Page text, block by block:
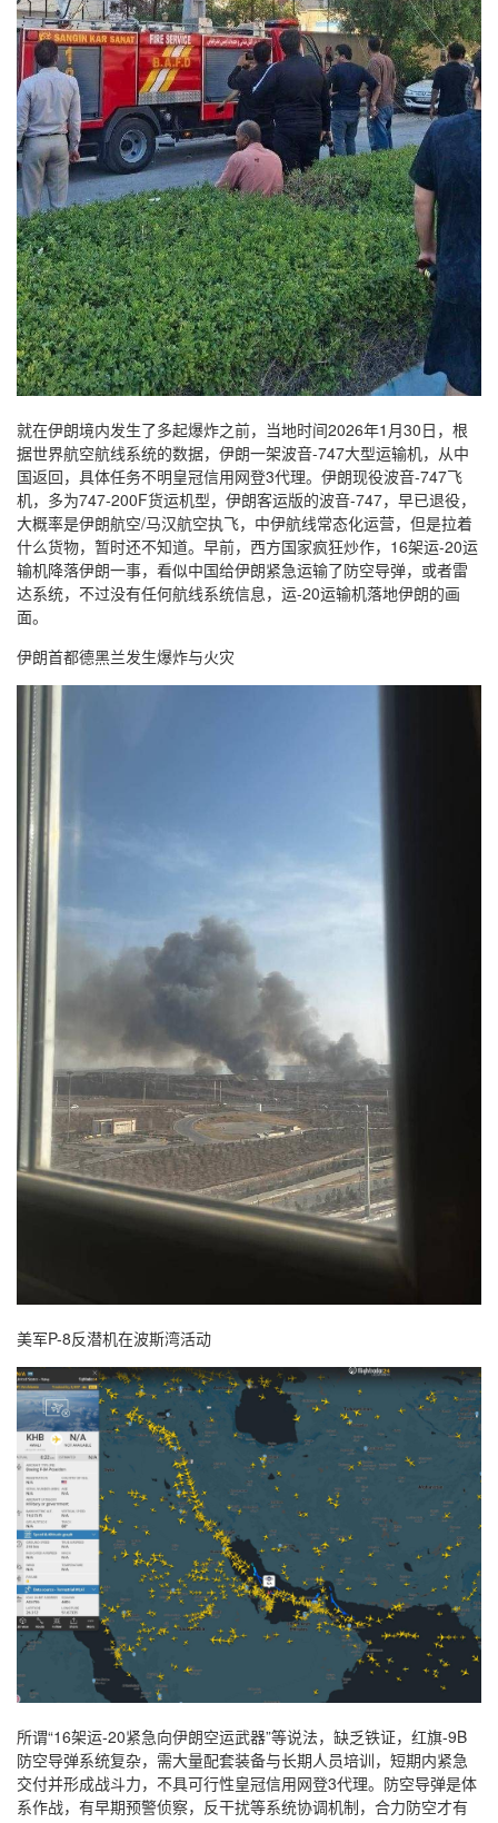
就在伊朗境内发生了多起爆炸之前，当地时间2026年1月30日，根
据世界航空航线系统的数据，伊朗一架波音-747大型运输机，从中
国返回，具体任务不明皇冠信用网登3代理。伊朗现役波音-747飞
机，多为747-200F货运机型，伊朗客运版的波音-747，早已退役，
大概率是伊朗航空/马汉航空执飞，中伊航线常态化运营，但是拉着
什么货物，暂时还不知道。早前，西方国家疯狂炒作，16架运-20运
输机降落伊朗一事，看似中国给伊朗紧急运输了防空导弹，或者雷
达系统，不过没有任何航线系统信息，运-20运输机落地伊朗的画
面。
伊朗首都德黑兰发生爆炸与火灾
美军P-8反潜机在波斯湾活动
所谓“16架运-20紧急向伊朗空运武器”等说法，缺乏铁证，红旗-9B
防空导弹系统复杂，需大量配套装备与长期人员培训，短期内紧急
交付并形成战斗力，不具可行性皇冠信用网登3代理。防空导弹是体
系作战，有早期预警侦察，反干扰等系统协调机制，合力防空才有